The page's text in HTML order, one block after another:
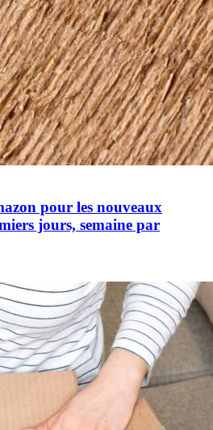
pour les nouveaux
jours, semaine par